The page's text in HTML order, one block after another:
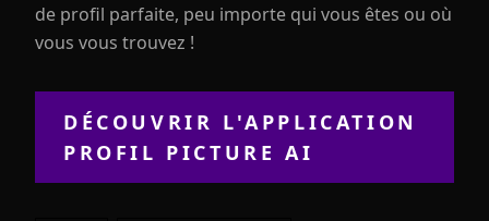
de profil parfaite, peu importe qui vous êtes ou où
vous vous trouvez !
DÉCOUVRIR L'APPLICATION
PROFIL PICTURE AI